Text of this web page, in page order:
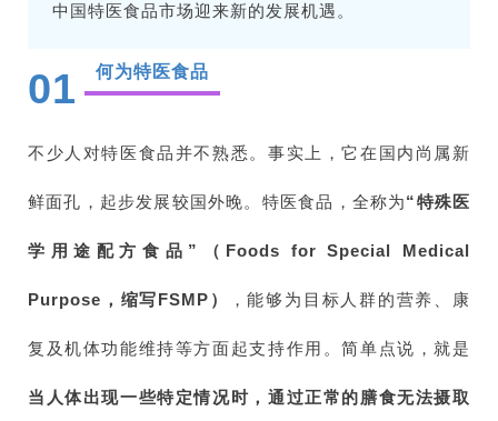
中国特医食品市场迎来新的发展机遇。
01 何为特医食品
不少人对特医食品并不熟悉。事实上，它在国内尚属新
鲜面孔，起步发展较国外晚。特医食品，全称为“特殊医
学用途配方食品”（Foods for Special Medical
Purpose，缩写FSMP） ，能够为目标人群的营养、康
复及机体功能维持等方面起支持作用。简单点说，就是
当人体出现一些特定情况时，通过正常的膳食无法摄取